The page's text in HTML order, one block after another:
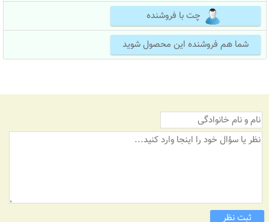
چت با فروشنده
شما هم فروشنده این محصول شوید
ثبت نظر